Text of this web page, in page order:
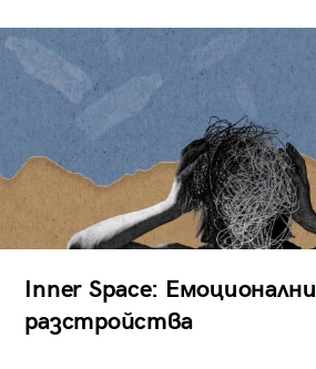
Inner Space: Емоционални
разстройства